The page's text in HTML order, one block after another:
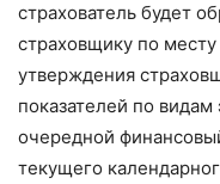
страхователь будет
страховщику по
утверждения
показателей по
очередной
текущего